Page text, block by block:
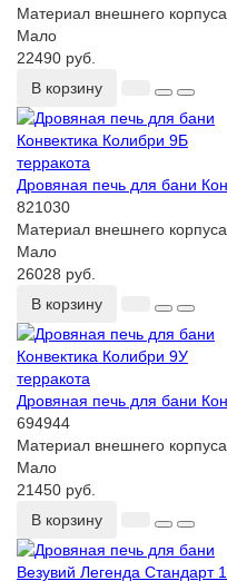
Материал внешнего
Мало
22490 руб.
В корзину
Дровяная печь для бани
821030
Материал внешнего
Мало
26028 руб.
В корзину
Дровяная печь для бани
694944
Материал внешнего
Мало
21450 руб.
В корзину